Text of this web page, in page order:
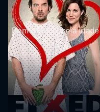
Bem vindo a meia idade